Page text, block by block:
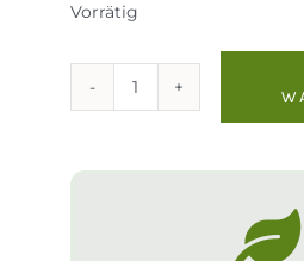
Vorrätig
Riva